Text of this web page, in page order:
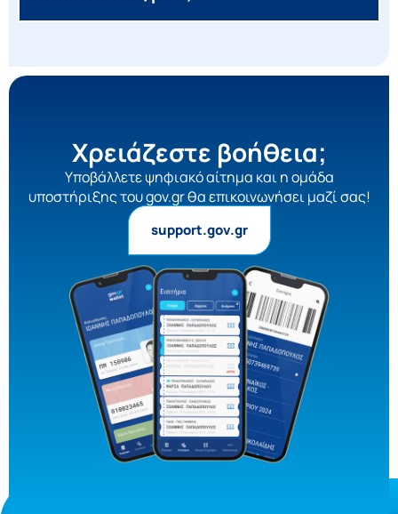
Χρειάζεστε βοήθεια;
Yποβάλλετε ψηφιακό αίτημα και η ομάδα
υποστήριξης του gov.gr θα επικοινωνήσει μαζί σας!
support.gov.gr